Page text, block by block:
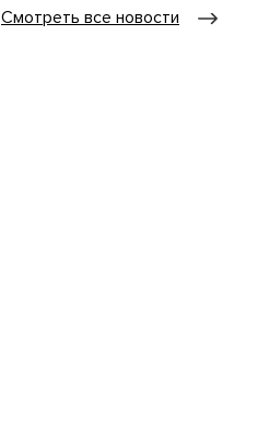
Смотреть все новости